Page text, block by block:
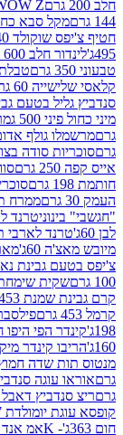
WOW Z רופ משפחתי פירות 100 גרם
סבא כחול לבן 144 גרם
40 גרם
גולון
600 גרם
פולרטי
טבלת פררו רושר
60 גרם
מסטיק אגוגו
גבינה 91 גרם
ג
מרשמלו מיני ורוד
אדום 500 גרם
בצורת כלי עבודה 216
סוויטאנגו ממתיק
סוכריות סודה בצורת
ממרח תמרים 450 גרם קליית גת
טרנד לארבי מנגו
לארבי תות שלם מיובש
מארז
נאצ'ו 100 גרם
שימחת תורה
453 גרם
פילסברי ציפוי וניל
היפו חמישייה 105 גרם
מיקס 375ג'
חמוץ 60 גרם
סנדביץ שוקולד תפוז 88
דאבל לימון 67 גרם
97 גרם
אוראו
אמ אנד אמס צהוב